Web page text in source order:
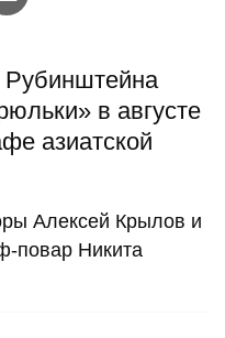
Рубинштейна
в августе
азиатской
Алексей Крылов и
повар Никита